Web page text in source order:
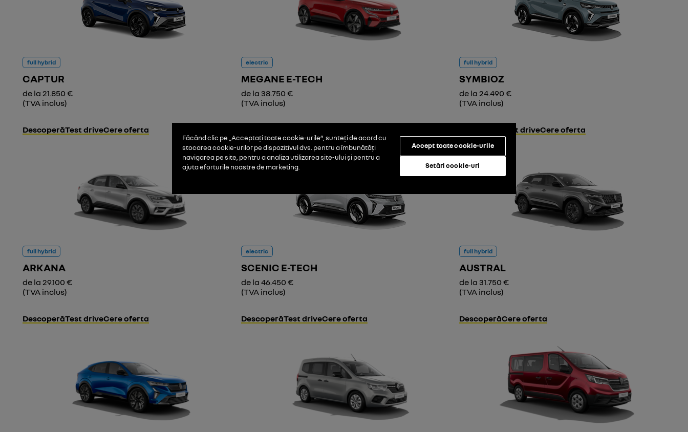
full hybrid
CAPTUR
de la 21.850 €
(TVA inclus)
DescoperăTest driveCere oferta
electric
MEGANE E-TECH
de la 38.750 €
(TVA inclus)
full hybrid
SYMBIOZ
de la 24.490 €
(TVA inclus)
Test driveCere oferta
full hybrid
ARKANA
de la 29.100 €
(TVA inclus)
DescoperăTest driveCere oferta
electric
SCENIC E-TECH
de la 46.450 €
(TVA inclus)
DescoperăTest driveCere oferta
full hybrid
AUSTRAL
de la 31.750 €
(TVA inclus)
DescoperăCere oferta
Făcând clic pe „Acceptați toate cookie-urile”, sunteți de acord cu
stocarea cookie-urilor pe dispozitivul dvs. pentru a îmbunătăți
navigarea pe site, pentru a analiza utilizarea site-ului și pentru a
ajuta eforturile noastre de marketing.
Setări cookie-uri
Accept toate cookie-urile